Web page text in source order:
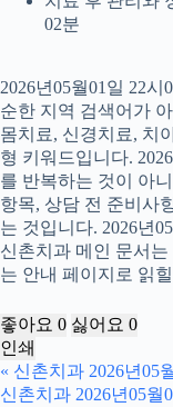
02분
2026년05월01일 22
순한 지역 검색어가
몸치료, 신경치료, 치
형 키워드입니다.
를 반복하는 것이 아
항목, 상담 전 준비사
는 것입니다. 2026년
신촌치과 메인 문서
는 안내 페이지로 읽
좋아요 0 싫어요 0
인쇄
« 신촌치과 2026년05
신촌치과 2026년05월